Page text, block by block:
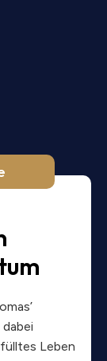
Leben